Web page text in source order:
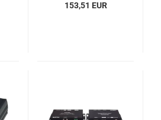
153,51 EUR